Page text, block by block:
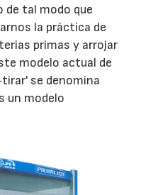
de tal modo que
la práctica de
primas y arrojar
modelo actual de
se denomina
un modelo